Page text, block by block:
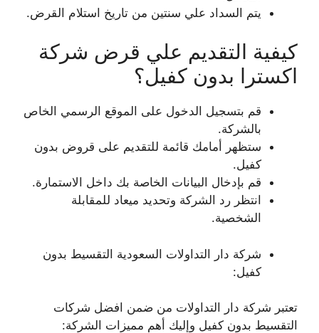
يتم السداد علي سنتين من تاريخ استلام القرض.
كيفية التقديم علي قرض شركة
اكسترا بدون كفيل؟
قم بتسجيل الدخول على الموقع الرسمي الخاص
بالشركة.
ستظهر أمامك قائمة للتقديم على قروض بدون
كفيل.
قم بإدخال البيانات الخاصة بك داخل الاستمارة.
انتظر رد الشركة وتحديد ميعاد للمقابلة
الشخصية.
شركة دار التداولات السعودية التقسيط بدون
كفيل:
تعتبر شركة دار التداولات من ضمن افضل شركات
التقسيط بدون كفيل وإليك أهم مميزات الشركة: